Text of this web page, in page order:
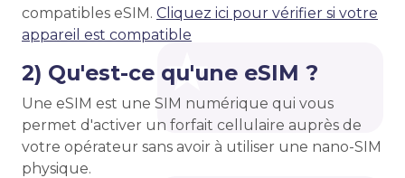
compatibles eSIM. Cliquez ici pour vérifier si votre
appareil est compatible
2) Qu'est-ce qu'une eSIM ?
Une eSIM est une SIM numérique qui vous
permet d'activer un forfait cellulaire auprès de
votre opérateur sans avoir à utiliser une nano-SIM
physique.